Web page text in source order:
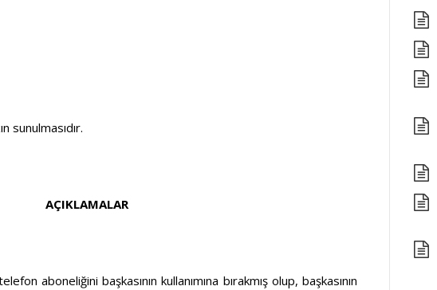
sunulmasıdır.
AÇIKLAMALAR
aboneliğini başkasının kullanımına bırakmış olup, başkasının